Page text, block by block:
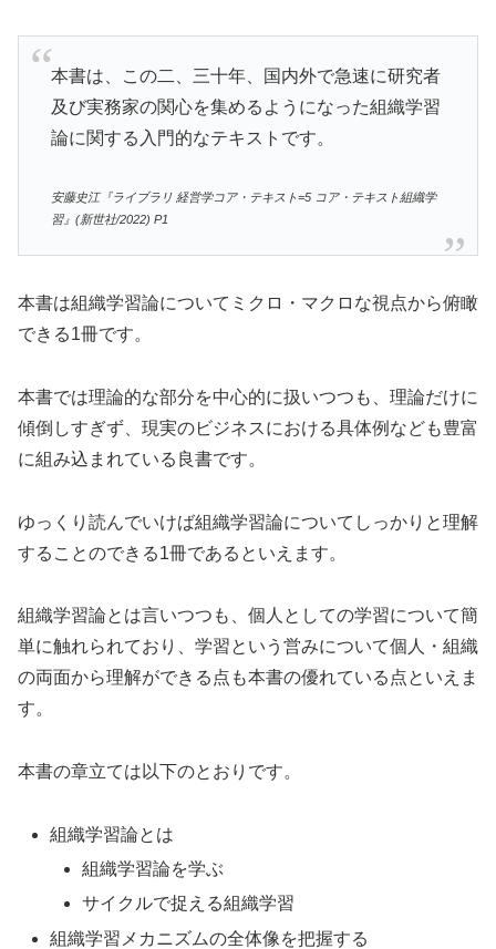
本書は、この二、三十年、国内外で急速に研究者
及び実務家の関心を集めるようになった組織学習
論に関する入門的なテキストです。
安藤史江『ライブラリ 経営学コア・テキスト=5 コア・テキスト組織学
習』(新世社/2022) P1
本書は組織学習論についてミクロ・マクロな視点から俯瞰
できる1冊です。
本書では理論的な部分を中心的に扱いつつも、理論だけに
傾倒しすぎず、現実のビジネスにおける具体例なども豊富
に組み込まれている良書です。
ゆっくり読んでいけば組織学習論についてしっかりと理解
することのできる1冊であるといえます。
組織学習論とは言いつつも、個人としての学習について簡
単に触れられており、学習という営みについて個人・組織
の両面から理解ができる点も本書の優れている点といえま
す。
本書の章立ては以下のとおりです。
組織学習論とは
組織学習論を学ぶ
サイクルで捉える組織学習
組織学習メカニズムの全体像を把握する